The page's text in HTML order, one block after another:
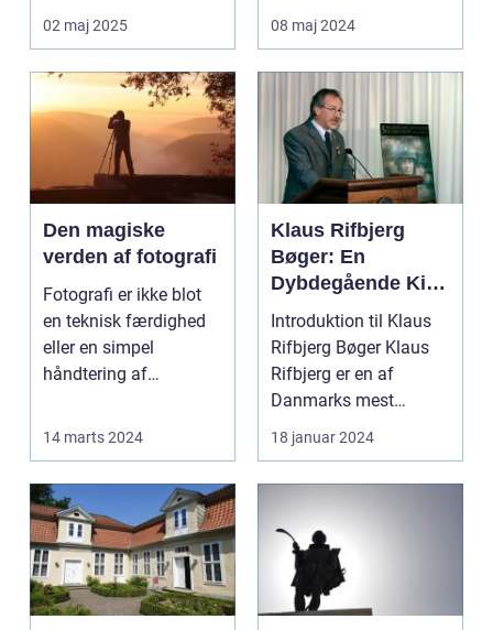
02 maj 2025
overraskende, at
biled...
08 maj 2024
Den magiske
verden af fotografi
Fotografi er ikke blot
en teknisk færdighed
eller en simpel
håndtering af
14 marts 2024
Klaus Rifbjerg
Bøger: En
Dybdegående Kig
på et Litterært
Mesterstykke
Introduktion til Klaus
Rifbjerg Bøger Klaus
Rifbjerg er en af
Danmarks mest
fremtrædende
forfattere...
18 januar 2024